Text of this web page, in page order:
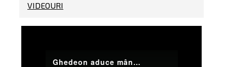
VIDEOURI